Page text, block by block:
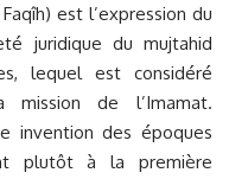
est l’expression du
juridique du mujtahid
lequel est considéré
de l’Imamat.
invention des époques
plutôt à la première